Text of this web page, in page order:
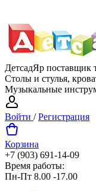
ДетсадЯр поставщик
Столы и стулья,
Музыкальные
Войти /Регистрация
Корзина
+7 (903) 691-14-09
Время работы:
Пн-Пт 8.00 -17.00